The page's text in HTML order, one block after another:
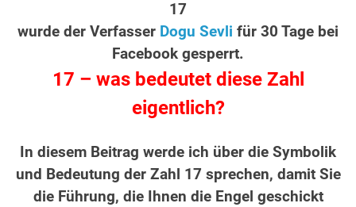
17
wurde der Verfasser Dogu Sevli für 30 Tage bei
Facebook gesperrt.
17 – was bedeutet diese Zahl
eigentlich?
In diesem Beitrag werde ich über die Symbolik
und Bedeutung der Zahl 17 sprechen, damit Sie
die Führung, die Ihnen die Engel geschickt